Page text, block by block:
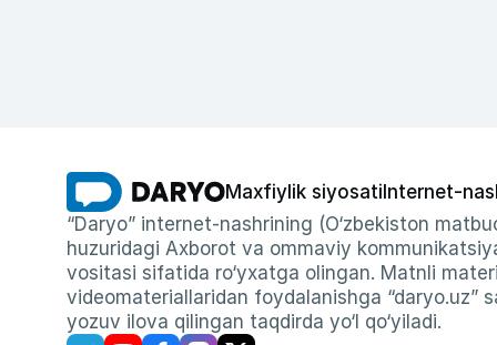
Maxfiylik siyosati Internet-
“Daryo” internet-nashrining (O‘zbekiston
huzuridagi Axborot va ommaviy
vositasi sifatida ro‘yxatga olingan. Matnli
videomateriallaridan foydalanishga “daryo.uz”
yozuv ilova qilingan taqdirda yo‘l qo‘yiladi.